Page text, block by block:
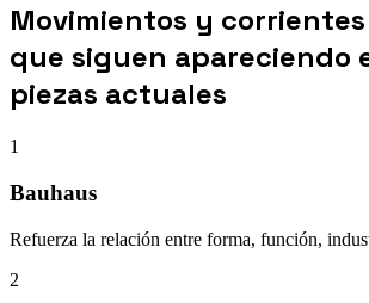
Movimientos y corrientes
que siguen apareciendo
piezas actuales
1
Bauhaus
Refuerza la relación entre forma, función,
2